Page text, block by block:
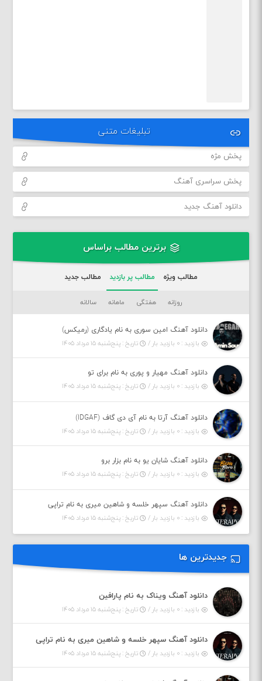
تبلیغات متنی
پخش مژه
پخش سراسری آهنگ
دانلود آهنگ جدید
برترین مطالب براساس
مطالب ویژه مطالب پر بازدید مطالب جدید
روزانه هفتگی ماهانه سالانه
دانلود آهنگ امین سوری به نام یادگاری (رمیکس)
بازدید : ۰ بازدید بار /
تاریخ : پنج‌شنبه ۱۵ مرداد ۱۴۰۵
دانلود آهنگ مهیار و پوری به نام برای تو
بازدید : ۰ بازدید بار /
تاریخ : پنج‌شنبه ۱۵ مرداد ۱۴۰۵
دانلود آهنگ آرتا به نام آی دی گاف (IDGAF)
بازدید : ۰ بازدید بار /
تاریخ : پنج‌شنبه ۱۵ مرداد ۱۴۰۵
دانلود آهنگ شایان یو به نام بزار برو
بازدید : ۰ بازدید بار /
تاریخ : پنج‌شنبه ۱۵ مرداد ۱۴۰۵
دانلود آهنگ سپهر خلسه و شاهین میری به نام تراپی
بازدید : ۰ بازدید بار /
تاریخ : پنج‌شنبه ۱۵ مرداد ۱۴۰۵
جدیدترین ها
دانلود آهنگ ویناک به نام پارافین
بازدید : ۰ بازدید بار / تاریخ : پنج‌شنبه ۱۵ مرداد ۱۴۰۵
دانلود آهنگ سپهر خلسه و شاهین میری به نام تراپی
بازدید : ۰ بازدید بار / تاریخ : پنج‌شنبه ۱۵ مرداد ۱۴۰۵